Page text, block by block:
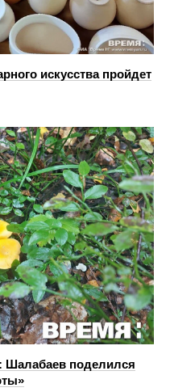
искусства пройдет
Шалабаев поделился